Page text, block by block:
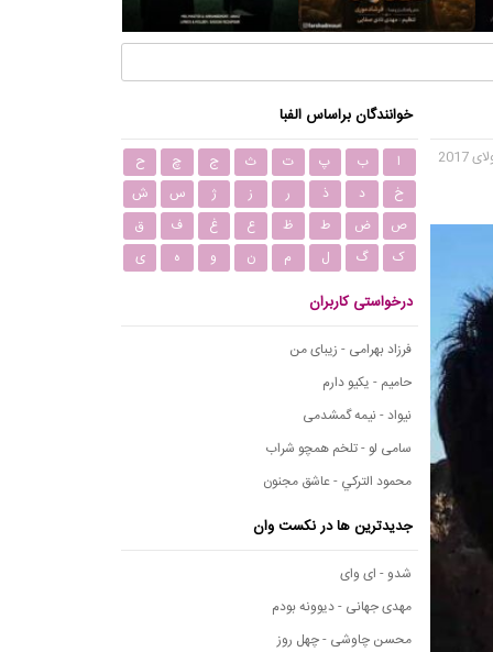
خوانندگان براساس الفبا
ا ب پ ت ث ج چ
ح
خ
د ذ ر ز ژ س
ش
ص
ض ط ظ ع غ ف
ق
ک
گ ل م ن و ه ی
درخواستی کاربران
فرزاد بهرامی - زیبای من
حامیم - یکیو دارم
نیواد - نیمه گمشدمی
سامی لو - تلخم همچو شراب
محمود التركي - عاشق مجنون
جدیدترین ها در نکست وان
شدو - ای وای
مهدی جهانی - دیوونه بودم
محسن چاوشی - چهل روز